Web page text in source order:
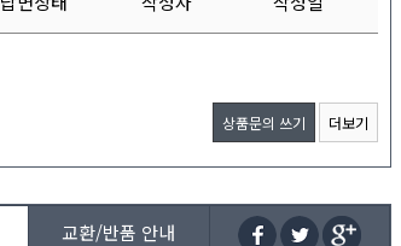
상품문의 쓰기 더보기
교환/반품 안내